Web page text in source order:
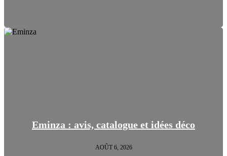
Eminza : avis, catalogue et idées déco
AOÛT 6, 2026